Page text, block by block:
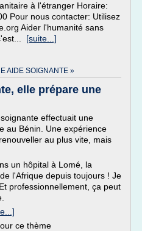
à l'étranger Horaire:
Pour nous contacter: Utilisez
Aider l'humanité sans
[suite...]
AIDE SOIGNANTE »
elle prépare une
effectuait une
au Bénin. Une expérience
au plus vite, mais
un hôpital à Lomé, la
l'Afrique depuis toujours ! Je
professionnellement, ça peut
ce thème